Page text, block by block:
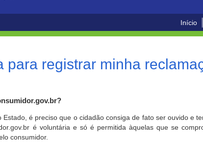
Início
para registrar minha
é preciso que o cidadão consiga de fato ser ouvido e
é voluntária e só é permitida àquelas que se
consumidor.